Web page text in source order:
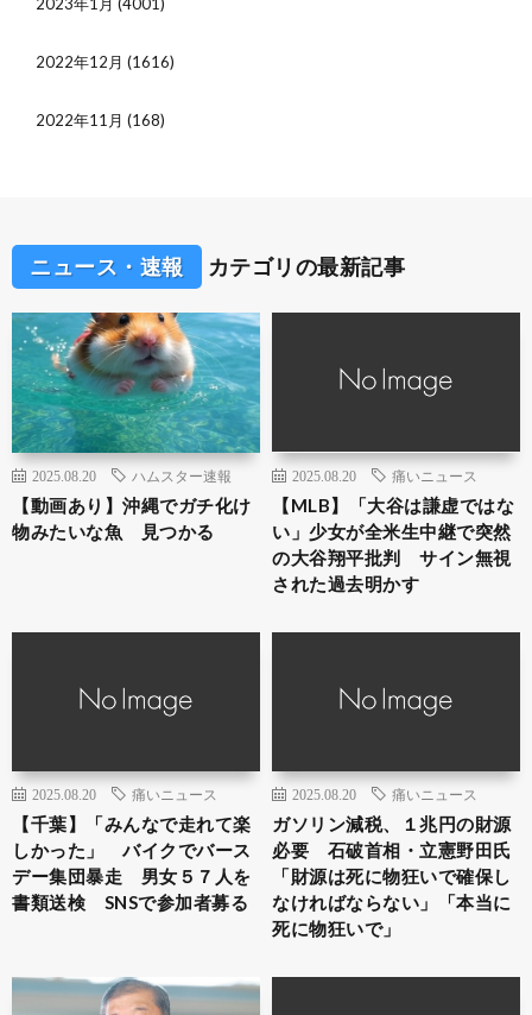
2022年12月 (1616)
2022年11月 (168)
ニュース・速報 カテゴリの最新記事
2025.08.20 ハムスター速報
【動画あり】沖縄でガチ化け
物みたいな魚 見つかる
2025.08.20 痛いニュース
【MLB】「大谷は謙虚ではな
い」少女が全米生中継で突然
の大谷翔平批判 サイン無視
された過去明かす
2025.08.20 痛いニュース
【千葉】「みんなで走れて楽
しかった」 バイクでバース
デー集団暴走 男女５７人を
書類送検 SNSで参加者募る
2025.08.20 痛いニュース
ガソリン減税、１兆円の財源
必要 石破首相・立憲野田氏
「財源は死に物狂いで確保し
なければならない」「本当に
死に物狂いで」